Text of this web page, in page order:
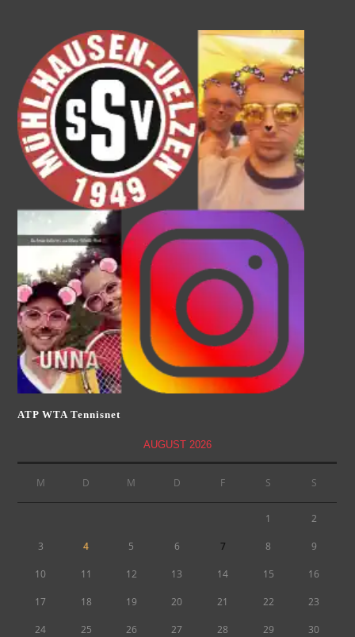
ATP WTA Tennisnet
AUGUST 2026
M D M D F S S
1 2
3 4 5 6 7 8 9
10 11 12 13 14 15 16
17 18 19 20 21 22 23
24 25 26 27 28 29 30